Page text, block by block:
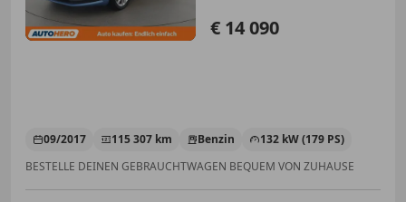
€ 14 090
09/2017 115 307 km Benzin
132 kW (179 PS)
BESTELLE DEINEN GEBRAUCHTWAGEN BEQUEM VON ZUHAUSE